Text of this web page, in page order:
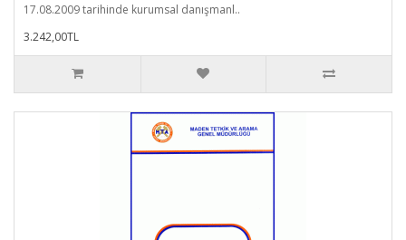
17.08.2009 tarihinde kurumsal danışmanl..
3.242,00TL